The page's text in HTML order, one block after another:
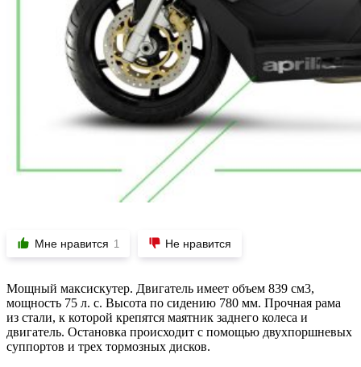
Мне нравится 1 Не нравится
Мощный максискутер. Двигатель имеет объем 839 см3,
мощность 75 л. с. Высота по сидению 780 мм. Прочная рама
из стали, к которой крепятся маятник заднего колеса и
двигатель. Остановка происходит с помощью двухпоршневых
суппортов и трех тормозных дисков.